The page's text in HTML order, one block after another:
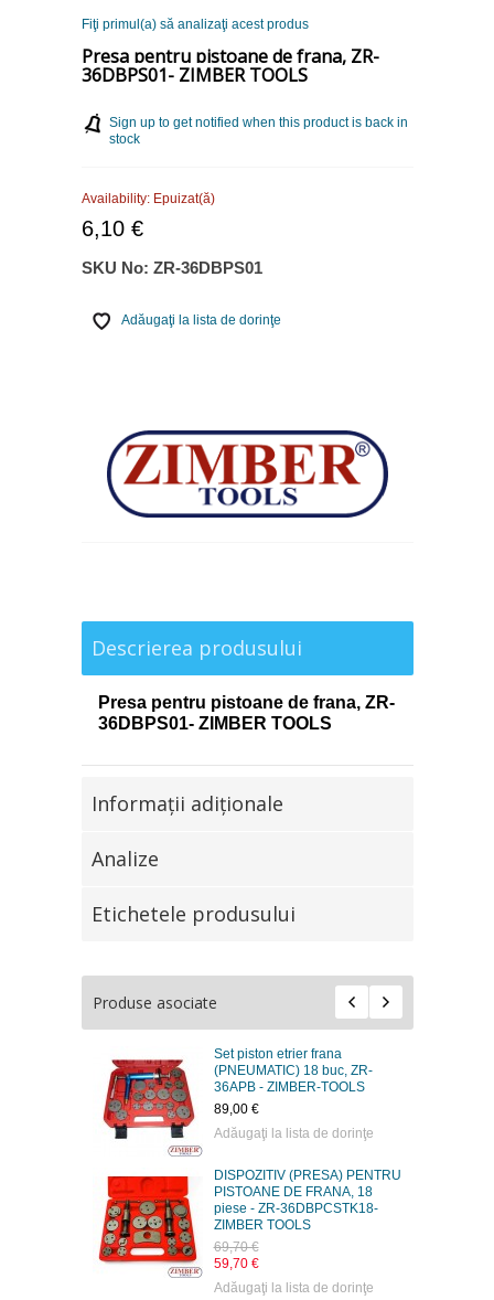
Fiţi primul(a) să analizaţi acest produs
Presa pentru pistoane de frana, ZR-
36DBPS01- ZIMBER TOOLS
Sign up to get notified when this product is back in
stock
Availability: Epuizat(ă)
6,10 €
SKU No: ZR-36DBPS01
Adăugaţi la lista de dorinţe
Descrierea produsului
Presa pentru pistoane de frana, ZR-
36DBPS01- ZIMBER TOOLS
Informaţii adiţionale
Analize
Etichetele produsului
Produse asociate
Set piston etrier frana
(PNEUMATIC) 18 buc, ZR-
36APB - ZIMBER-TOOLS
89,00 €
Adăugaţi la lista de dorinţe
DISPOZITIV (PRESA) PENTRU
PISTOANE DE FRANA, 18
piese - ZR-36DBPCSTK18-
ZIMBER TOOLS
69,70 €
59,70 €
Adăugaţi la lista de dorinţe